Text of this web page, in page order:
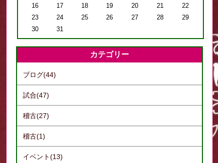
16
17 18 19 20 21
22
23
24 25 26 27 28
29
30
31
カテゴリー
ブログ(44)
試合(47)
稽古(27)
稽古(1)
イベント(13)